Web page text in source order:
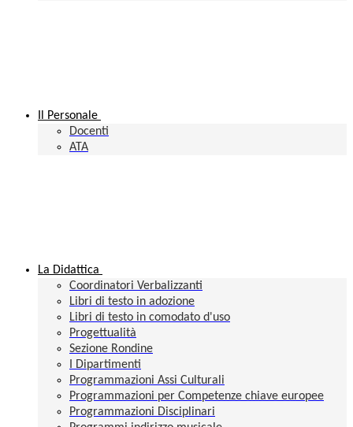
Il Personale
Docenti
ATA
La Didattica
Coordinatori Verbalizzanti
Libri di testo in adozione
Libri di testo in comodato d'uso
Progettualità
Sezione Rondine
I Dipartimenti
Programmazioni Assi Culturali
Programmazioni per Competenze chiave europee
Programmazioni Disciplinari